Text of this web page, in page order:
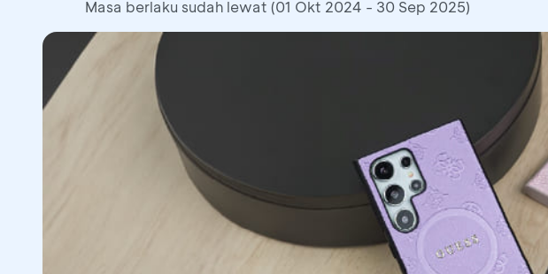
Masa berlaku sudah lewat (01 Okt 2024 - 30 Sep 2025)